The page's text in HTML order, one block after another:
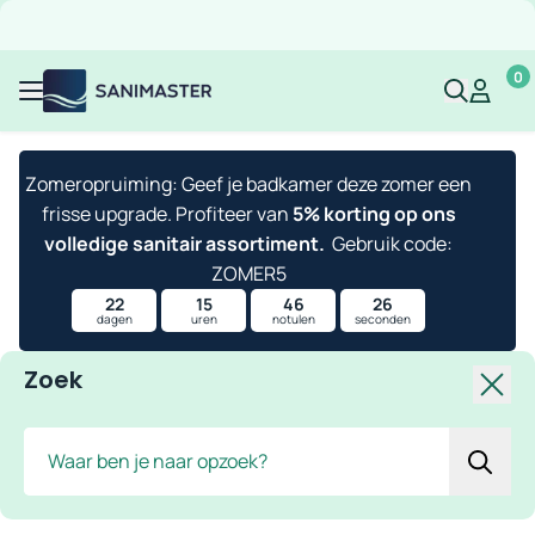
MenuSanimaster MijnMijn
0
Zomeropruiming: Geef je badkamer deze zomer een
frisse upgrade. Profiteer van 5% korting op ons
volledige sanitair assortiment. Gebruik code:
ZOMER5
22
dagen
15
uren
46
notulen
24
seconden
Zoek